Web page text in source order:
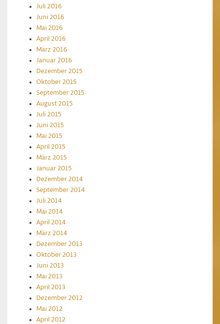
Juli 2016
Juni 2016
Mai 2016
April 2016
März 2016
Januar 2016
Dezember 2015
Oktober 2015
September 2015
August 2015
Juli 2015
Juni 2015
Mai 2015
April 2015
März 2015
Januar 2015
Dezember 2014
September 2014
Juli 2014
Mai 2014
April 2014
März 2014
Dezember 2013
Oktober 2013
Juni 2013
Mai 2013
April 2013
Dezember 2012
Mai 2012
April 2012